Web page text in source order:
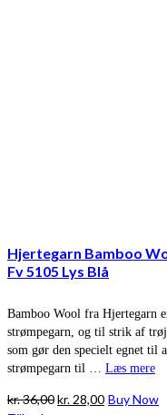
Hjertegarn Bamboo
Fv 5105 Lys Blå
Bamboo Wool fra Hjertegarn
strømpegarn, og til strik af
som gør den specielt egnet til
strømpegarn til … Læs mere
kr.36,00Den
kr. 28,00Den
Buy Now